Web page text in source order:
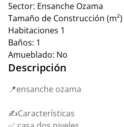
Sector: Ensanche Ozama
Tamaño de Construcción (m²)
Habitaciones 1
Baños: 1
Amueblado: No
Descripción
📍ensanche ozama
✍️Características